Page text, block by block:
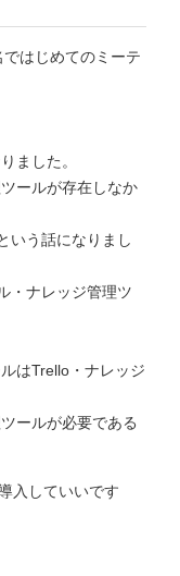
はじめてのミーテ
ました。
ールが存在しなか
いう話になりまし
・ナレッジ管理ツ
はTrello・ナレッジ
ールが必要である
入していいです